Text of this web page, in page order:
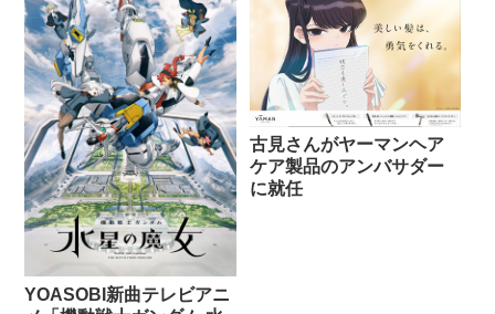
YOASOBI新曲テレビアニ
古見さんがヤーマンヘア
ケア製品のアンバサダー
に就任